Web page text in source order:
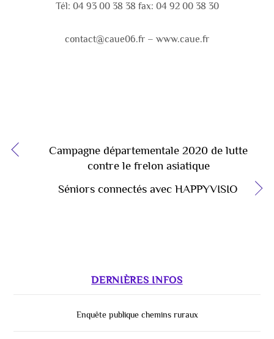
Tél: 04 93 00 38 38 fax: 04 92 00 38 30
contact@caue06.fr – www.caue.fr
Campagne départementale 2020 de lutte
contre le frelon asiatique
Séniors connectés avec HAPPYVISIO
DERNIÈRES INFOS
Enquête publique chemins ruraux